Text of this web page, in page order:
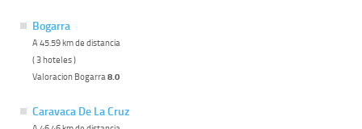
Bogarra
A 45.59 km de distancia
( 3 hoteles )
Valoracion Bogarra 8.0
Caravaca De La Cruz